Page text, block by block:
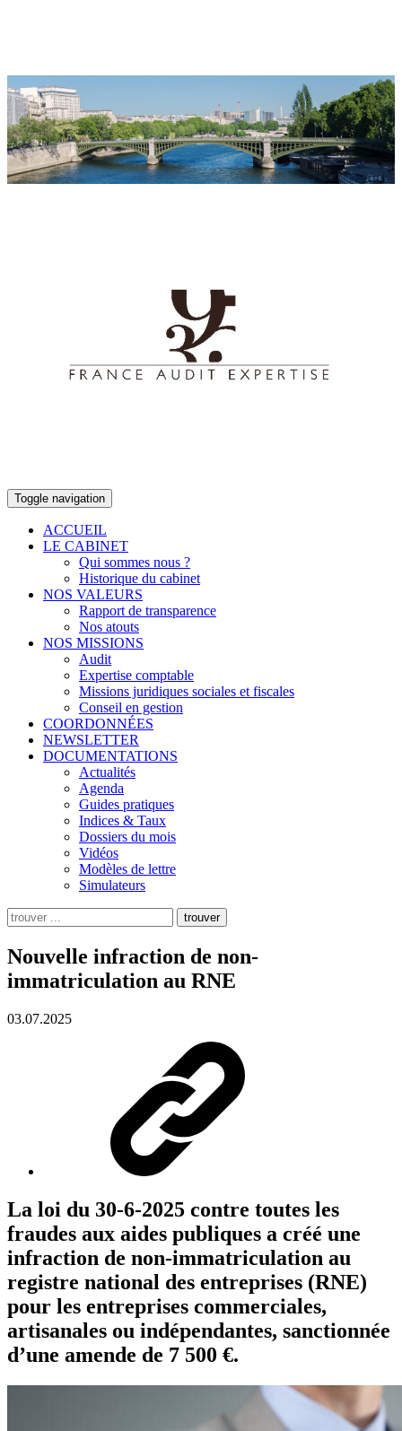
Toggle navigation
ACCUEIL
LE CABINET
Qui sommes nous ?
Historique du cabinet
NOS VALEURS
Rapport de transparence
Nos atouts
NOS MISSIONS
Audit
Expertise comptable
Missions juridiques sociales et fiscales
Conseil en gestion
COORDONNÉES
NEWSLETTER
DOCUMENTATIONS
Actualités
Agenda
Guides pratiques
Indices & Taux
Dossiers du mois
Vidéos
Modèles de lettre
Simulateurs
trouver
Nouvelle infraction de non-
immatriculation au RNE
03.07.2025
La loi du 30-6-2025 contre toutes les
fraudes aux aides publiques a créé une
infraction de non-immatriculation au
registre national des entreprises (RNE)
pour les entreprises commerciales,
artisanales ou indépendantes, sanctionnée
d’une amende de 7 500 €.